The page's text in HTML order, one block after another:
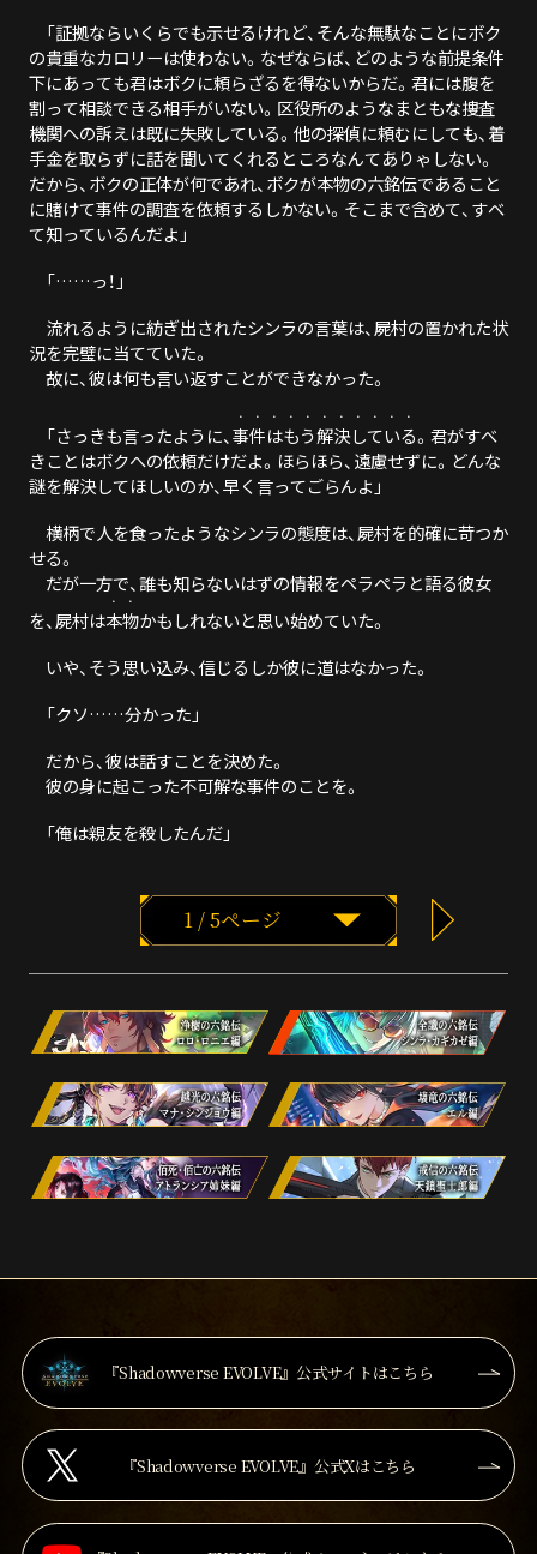
「証拠ならいくらでも示せるけれど、そんな無駄なことにボク
の貴重なカロリーは使わない。なぜならば、どのような前提条件
下にあっても君はボクに頼らざるを得ないからだ。君には腹を
割って相談できる相手がいない。区役所のようなまともな捜査
機関への訴えは既に失敗している。他の探偵に頼むにしても、着
手金を取らずに話を聞いてくれるところなんてありゃしない。
だから、ボクの正体が何であれ、ボクが本物の六銘伝であること
に賭けて事件の調査を依頼するしかない。そこまで含めて、すべ
て知っているんだよ」
「……っ！」
流れるように紡ぎ出されたシンラの言葉は、屍村の置かれた状
況を完璧に当てていた。
故に、彼は何も言い返すことができなかった。
「さっきも言ったように、事件はもう解決している
・・・・・・・・・・・
。君がすべ
きことはボクへの依頼だけだよ。ほらほら、遠慮せずに。どんな
謎を解決してほしいのか、早く言ってごらんよ」
横柄で人を食ったようなシンラの態度は、屍村を的確に苛つか
せる。
だが一方で、誰も知らないはずの情報をペラペラと語る彼女
を、屍村は本物
・・
かもしれないと思い始めていた。
いや、そう思い込み、信じるしか彼に道はなかった。
「クソ……分かった」
だから、彼は話すことを決めた。
彼の身に起こった不可解な事件のことを。
「俺は親友を殺したんだ」
1 / 5ページ
『Shadowverse EVOLVE』公式サイトはこちら
『Shadowverse EVOLVE』 公式Xはこちら